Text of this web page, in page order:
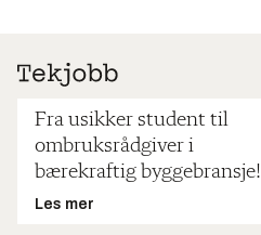
Fra usikker student til
ombruksrådgiver i
bærekraftig byggebransje!
Les mer